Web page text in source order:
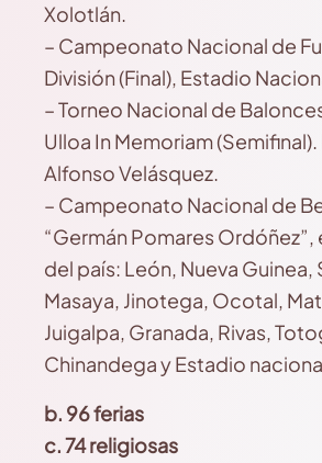
Xolotlán.
– Campeonato Nacional de
División (Final), Estadio
– Torneo Nacional de
Ulloa In Memoriam
Alfonso Velásquez.
– Campeonato Nacional de
“Germán Pomares Ordóñez”,
del país: León, Nueva Guinea,
Masaya, Jinotega, Ocotal,
Juigalpa, Granada, Rivas,
Chinandega y Estadio
b. 96 ferias
c. 74 religiosas